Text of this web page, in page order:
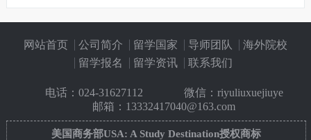
网站首页 公司简介 留学国家 导师团队
海外院校
留学报名
留学资讯 联系我们
电话： 024-31627112
微信：riyuliuxuejiuye
邮箱：13332417040@163.com
美国商务部USA: A Study Destination授权商标